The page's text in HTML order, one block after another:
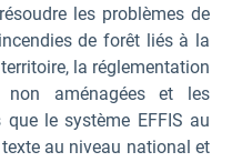
les problèmes de
de forêt liés à la
la réglementation
aménagées et les
que le système EFFIS au
texte au niveau national et